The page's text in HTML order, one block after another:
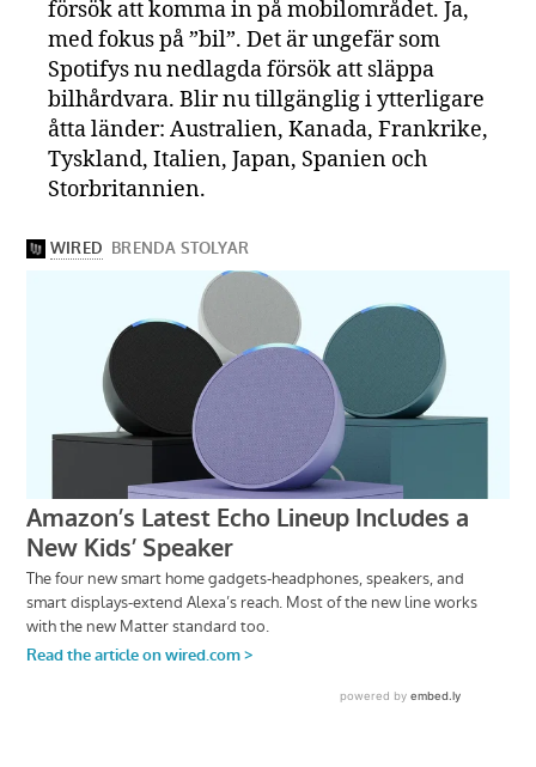
försök att komma in på mobilområdet. Ja,
med fokus på ”bil”. Det är ungefär som
Spotifys nu nedlagda försök att släppa
bilhårdvara. Blir nu tillgänglig i ytterligare
åtta länder: Australien, Kanada, Frankrike,
Tyskland, Italien, Japan, Spanien och
Storbritannien.